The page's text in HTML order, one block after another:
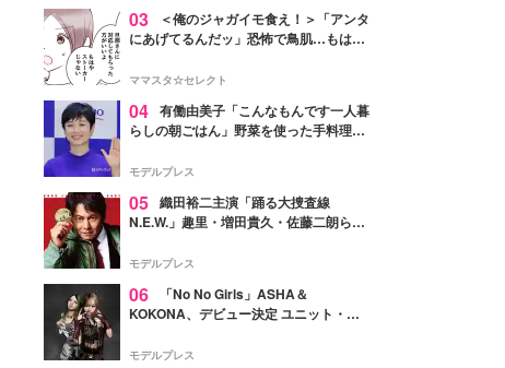
03
＜俺のジャガイモ食え！＞「アンタ
にあげてるんだッ」恐怖で鳥肌…もはや
ママスタ☆セレクト
04 有働由美子「こんなもんです一人暮
らしの朝ごはん」野菜を使った手料理公
そう」と反響
モデルプレス
05 織田裕二主演「踊る大捜査線
N.E.W.」趣里・増田貴久・佐藤二朗ら新
徴する“謎のキーワード”も
モデルプレス
06
「No No Girls」ASHA＆
KOKONA、デビュー決定 ユニット・
リリースへ
モデルプレス